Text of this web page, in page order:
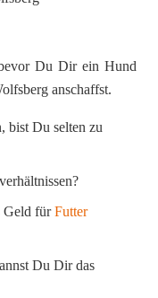
Du Dir ein Hund
anschaffst.
bist Du selten zu
Geld fürFutter
Du Dir das